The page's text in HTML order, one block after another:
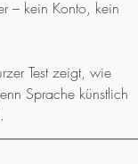
– kein Konto, kein
Test zeigt, wie
Sprache künstlich